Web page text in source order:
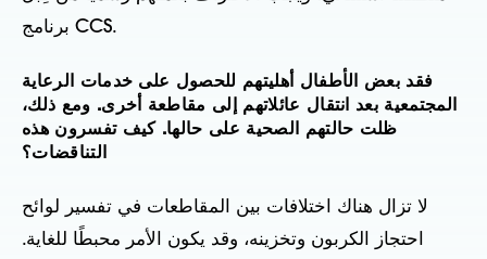
برنامج CCS.
فقد بعض الأطفال أهليتهم للحصول على خدمات الرعاية
المجتمعية بعد انتقال عائلاتهم إلى مقاطعة أخرى. ومع ذلك،
ظلت حالتهم الصحية على حالها. كيف تفسرون هذه
التناقضات؟
لا تزال هناك اختلافات بين المقاطعات في تفسير لوائح
احتجاز الكربون وتخزينه، وقد يكون الأمر محبطًا للغاية.